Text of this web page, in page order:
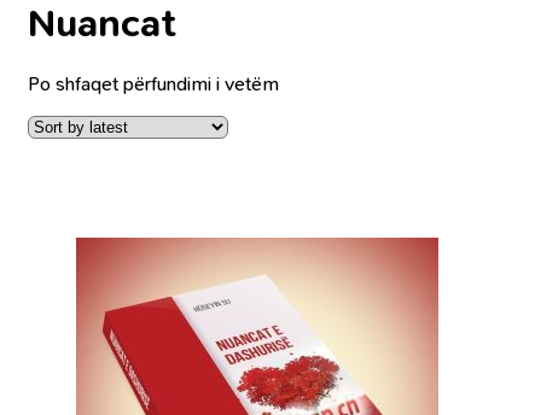
Nuancat
Po shfaqet përfundimi i vetëm